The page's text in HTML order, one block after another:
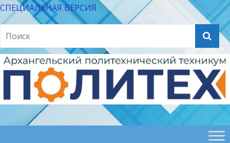
СПЕЦИАЛЬНАЯ ВЕРСИЯ